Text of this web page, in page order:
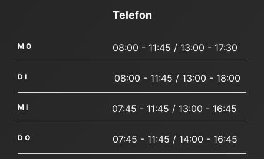
Telefon
MO 08:00 - 11:45 / 13:00 - 17:30
DI 08:00 - 11:45 / 13:00 - 18:00
MI 07:45 - 11:45 / 13:00 - 16:45
DO 07:45 - 11:45 / 14:00 - 16:45